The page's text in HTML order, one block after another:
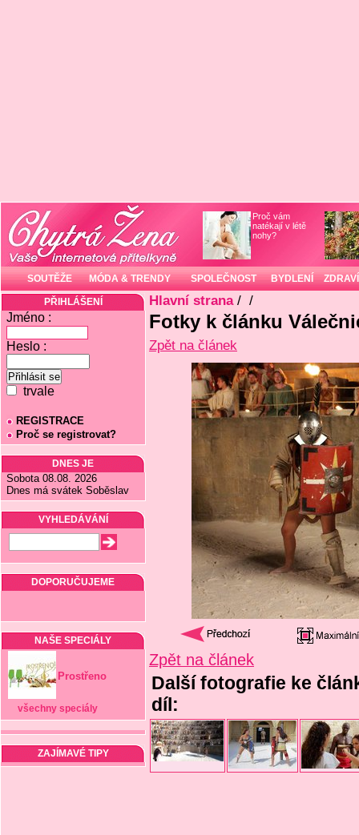
Proč vám
natékají v létě
nohy?
SOUTĚŽE MÓDA & TRENDY SPOLEČNOST BYDLENÍ ZDRAVÍ
PŘIHLÁŠENÍ
Jméno :
Heslo :
trvale
REGISTRACE
Proč se registrovat?
DNES JE
Sobota 08.08. 2026
Dnes má svátek Soběslav
VYHLEDÁVÁNÍ
DOPORUČUJEME
NAŠE SPECIÁLY
Prostřeno
všechny speciály
ZAJÍMAVÉ TIPY
Hlavní strana/ /
Fotky k článku
Zpět na článek
Zpět na článek
Další fotografie ke
díl: